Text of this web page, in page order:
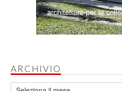
ARCHIVIO